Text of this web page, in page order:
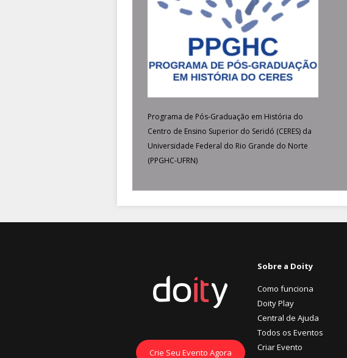
Programa de Pós-Graduação em História do
Centro de Ensino Superior do Seridó (CERES) da
Universidade Federal do Rio Grande do Norte
(PPGHC-UFRN)
Crie Seu Evento Agora
Sobre a Doity
Como funciona
Doity Play
Central de Ajuda
Todos os Eventos
Criar Evento